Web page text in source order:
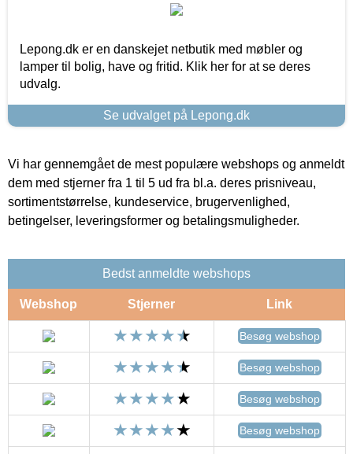
Lepong.dk er en danskejet netbutik med møbler og
lamper til bolig, have og fritid. Klik her for at se deres
udvalg.
Se udvalget på Lepong.dk
Vi har gennemgået de mest populære webshops og anmeldt
dem med stjerner fra 1 til 5 ud fra bl.a. deres prisniveau,
sortimentstørrelse, kundeservice, brugervenlighed,
betingelser, leveringsformer og betalingsmuligheder.
Bedst anmeldte webshops
Webshop Stjerner Link
Besøg webshop
Besøg webshop
Besøg webshop
Besøg webshop